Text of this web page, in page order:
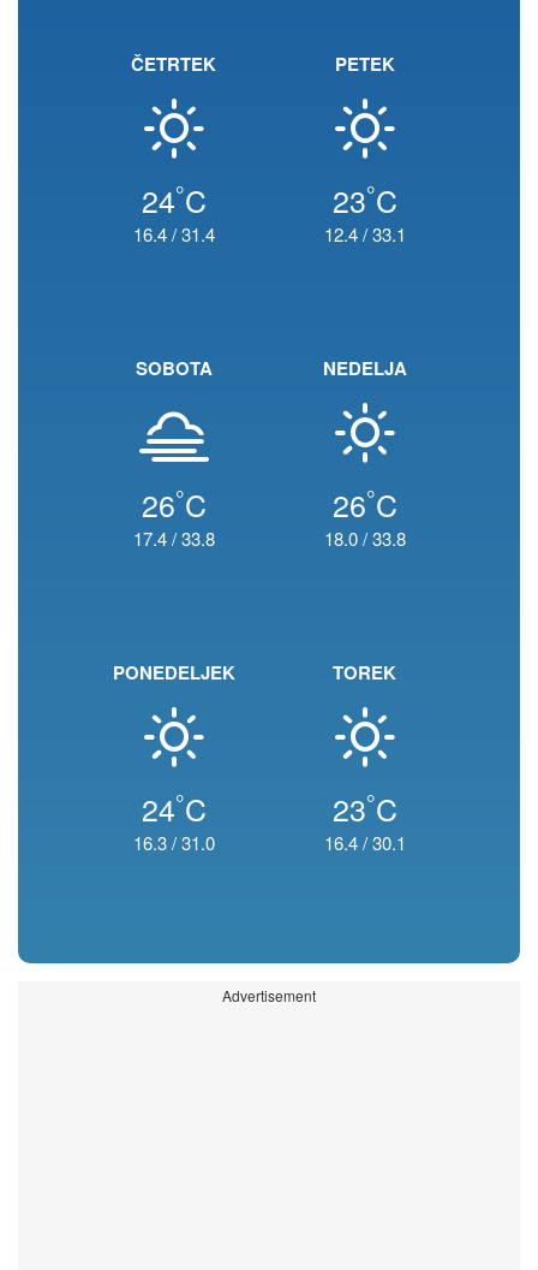
ČETRTEK
24°C
16.4/31.4
PETEK
23°C
12.4/33.1
SOBOTA
26°C
17.4/33.8
NEDELJA
26°C
18.0/33.8
PONEDELJEK
24°C
16.3/31.0
TOREK
23°C
16.4/30.1
Advertisement